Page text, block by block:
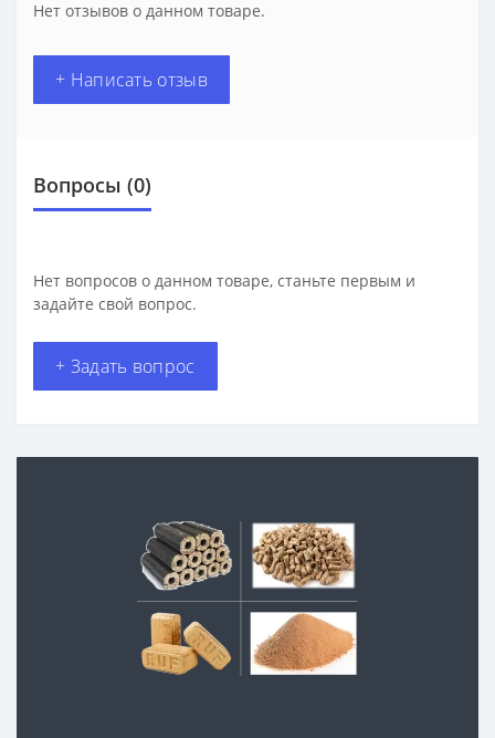
Нет отзывов о данном товаре.
+ Написать отзыв
Вопросы (0)
Нет вопросов о данном товаре, станьте первым и
задайте свой вопрос.
+ Задать вопрос